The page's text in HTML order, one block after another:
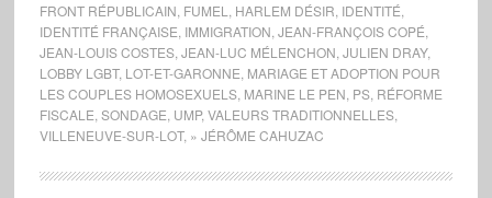
FRONT RÉPUBLICAIN FUMEL HARLEM DÉSIR IDENTITÉ
IDENTITÉ FRANÇAISE IMMIGRATION JEAN-FRANÇOIS COPÉ
JEAN-LOUIS COSTES, JEAN-LUC MÉLENCHON JULIEN DRAY,
LOBBY LGBT, LOT-ET-GARONNE MARIAGE ET ADOPTION POUR
LES COUPLES HOMOSEXUELS, MARINE LE PEN PS, RÉFORME
FISCALE SONDAGE UMP, VALEURS TRADITIONNELLES,
VILLENEUVE-SUR-LOT, » JÉRÔME CAHUZAC